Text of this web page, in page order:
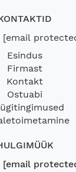
[email
Esindus
Firmast
Kontakt
Ostuabi
[email